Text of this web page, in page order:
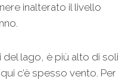
inalterato il livello
del lago, è più alto di soli
c’è spesso vento. Per